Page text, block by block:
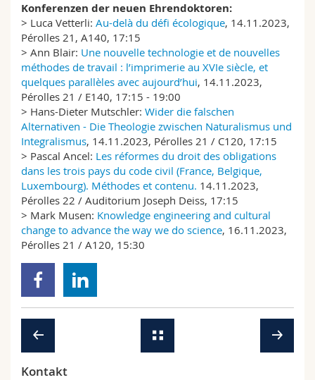
Konferenzen der neuen Ehrendoktoren:
> Luca Vetterli: Au-delà du défi écologique, 14.11.2023,
Pérolles 21, A140, 17:15
> Ann Blair: Une nouvelle technologie et de nouvelles
méthodes de travail : l’imprimerie au XVIe siècle, et
quelques parallèles avec aujourd’hui, 14.11.2023,
Pérolles 21 / E140, 17:15 - 19:00
> Hans-Dieter Mutschler: Wider die falschen
Alternativen - Die Theologie zwischen Naturalismus und
Integralismus, 14.11.2023, Pérolles 21 / C120, 17:15
> Pascal Ancel: Les réformes du droit des obligations
dans les trois pays du code civil (France, Belgique,
Luxembourg). Méthodes et contenu. 14.11.2023,
Pérolles 22 / Auditorium Joseph Deiss, 17:15
> Mark Musen: Knowledge engineering and cultural
change to advance the way we do science, 16.11.2023,
Pérolles 21 / A120, 15:30
Kontakt